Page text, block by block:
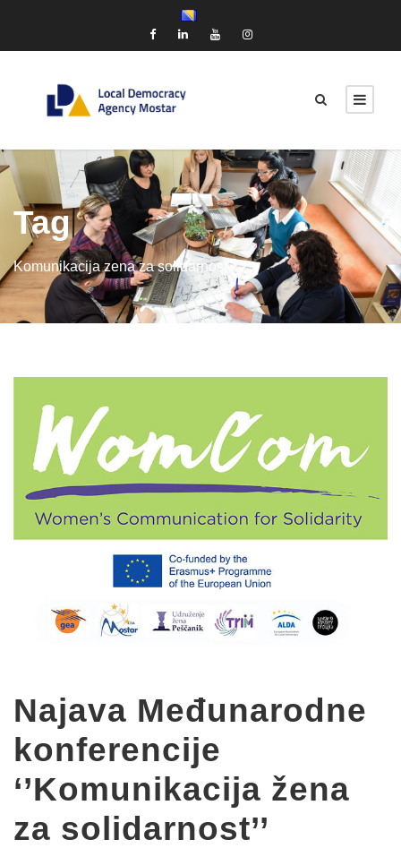
Tag
Komunikacija zena za solidarnost
Najava Međunarodne
konferencije
‘’Komunikacija žena
za solidarnost’’